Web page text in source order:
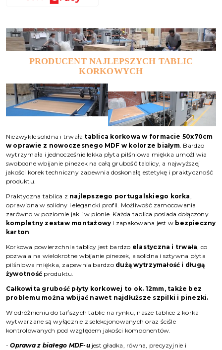
PRODUCENT NAJLEPSZYCH TABLIC
KORKOWYCH
Niezwykle solidna i trwała tablica korkowa w formacie 50x70cm
w oprawie z nowoczesnego MDF w kolorze białym. Bardzo
wytrzymała i jednocześnie lekka płyta pilśniowa miękka umożliwia
swobodne wbijanie pinezek na całą grubość tablicy, a najwyższej
jakości korek techniczny zapewnia doskonałą estetykę i praktyczność
produktu.
Praktyczna tablica z najlepszego portugalskiego korka,
oprawiona w solidny i elegancki profil. Możliwość zamocowania
zarówno w poziomie jak i w pionie. Każda tablica posiada dołączony
kompletny zestaw montażowy i zapakowana jest w bezpieczny
karton.
Korkowa powierzchnia tablicy jest bardzo elastyczna i trwała, co
pozwala na wielokrotne wbijanie pinezek, a solidna i sztywna płyta
pilśniowa miękka, zapewnia bardzo dużą wytrzymałość i długą
żywotność produktu.
Całkowita grubość płyty korkowej to ok. 12mm, także bez
problemu można wbijać nawet najdłuższe szpilki i pinezki.
W odróżnieniu do tańszych tablic na rynku, nasze tablice z korka
wytwarzane są wyłącznie z selekcjonowanych oraz ściśle
kontrolowanych pod względem jakości komponentów.
-Oprawa z białego MDF-ujest gładka, równa, precyzyjnie i